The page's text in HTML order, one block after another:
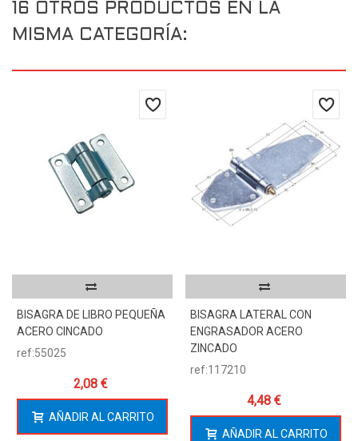
16 OTROS PRODUCTOS EN LA
MISMA CATEGORÍA:
BISAGRA DE LIBRO PEQUEÑA
ACERO CINCADO
ref:55025
2,08 €
AÑADIR AL CARRITO
BISAGRA LATERAL CON
ENGRASADOR ACERO
ZINCADO
ref:117210
4,48 €
AÑADIR AL CARRITO